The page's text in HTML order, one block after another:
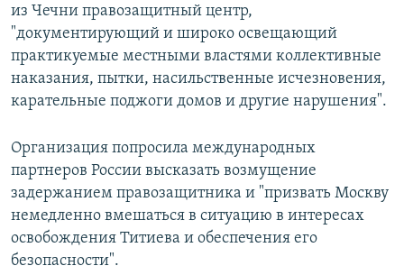
из Чечни правозащитный центр,
"документирующий и широко освещающий
практикуемые местными властями коллективные
наказания, пытки, насильственные исчезновения,
карательные поджоги домов и другие нарушения".
Организация попросила международных
партнеров России высказать возмущение
задержанием правозащитника и "призвать Москву
немедленно вмешаться в ситуацию в интересах
освобождения Титиева и обеспечения его
безопасности".